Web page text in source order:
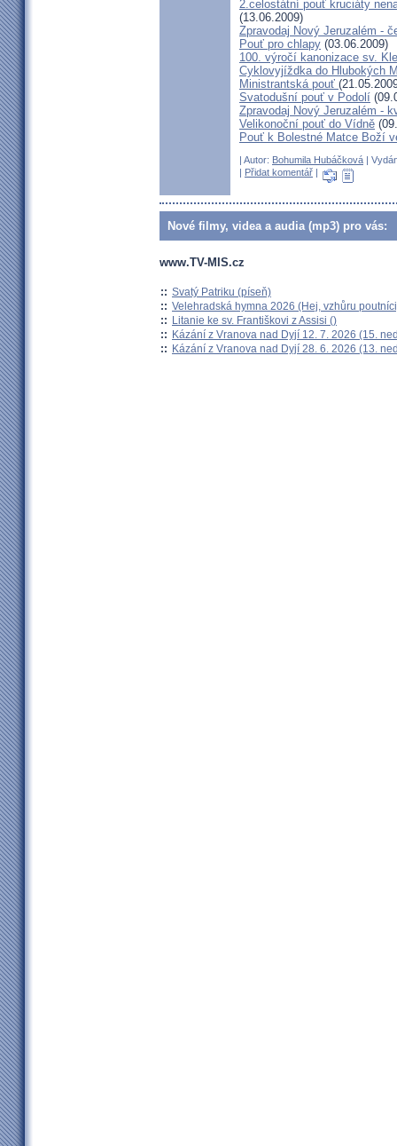
2.celostátní pouť kruciáty
(13.06.2009)
Zpravodaj Nový Jeruzalém -
Pouť pro chlapy (03.06.2009)
100. výročí kanonizace sv.
Cyklovyjíždka do Hlubokých
Ministrantská pouť
Svatodušní pouť v Podolí
Zpravodaj Nový Jeruzalém -
Velikonoční pouť do Vídně
Pouť k Bolestné Matce Boží
| Autor: Bohumila Hubáčková |
| Přidat komentář |
Nové filmy, videa a audia (mp3) pro vás:
www.TV-MIS.cz
:: Svatý Patriku (píseň)
:: Velehradská hymna 2026 (Hej, vzhůru
:: Litanie ke sv. Františkovi z Assisi ()
:: Kázání z Vranova nad Dyjí 12. 7. 2026 (15.
:: Kázání z Vranova nad Dyjí 28. 6. 2026 (13.